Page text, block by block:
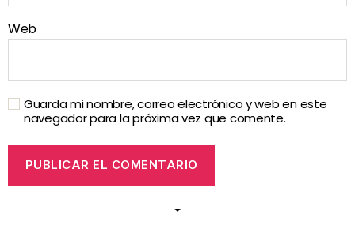
Web
Guarda mi nombre, correo electrónico y web en este
navegador para la próxima vez que comente.